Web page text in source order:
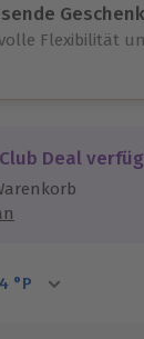
Flexibilität
für alle
verlängerbar.
Deal
°P